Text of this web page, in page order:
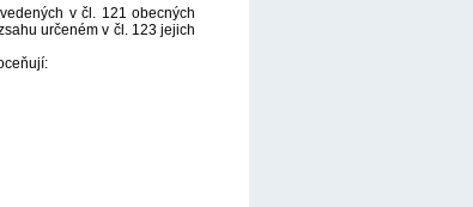
v čl. 121 obecných
určeném v čl. 123 jejich